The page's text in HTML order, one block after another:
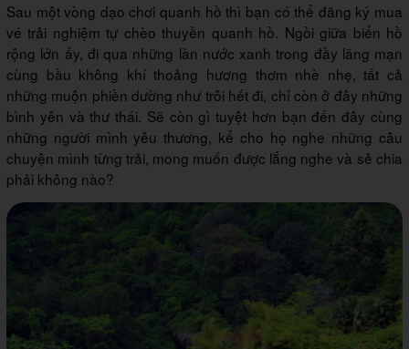
Sau một vòng dạo chơi quanh hồ thì bạn có thể đăng ký mua
vé trải nghiệm tự chèo thuyền quanh hồ. Ngồi giữa biển hồ
rộng lớn ấy, đi qua những làn nước xanh trong đầy lãng mạn
cùng bầu không khí thoảng hương thơm nhè nhẹ, tất cả
những muộn phiền dường như trôi hết đi, chỉ còn ở đây những
bình yên và thư thái. Sẽ còn gì tuyệt hơn bạn đến đây cùng
những người mình yêu thương, kể cho họ nghe những câu
chuyện mình từng trải, mong muốn được lắng nghe và sẻ chia
phải không nào?